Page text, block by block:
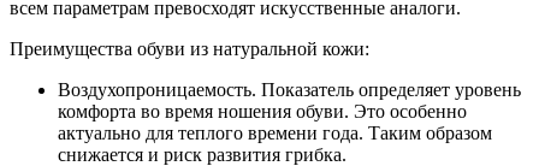
всем параметрам превосходят искусственные аналоги.
Преимущества обуви из натуральной кожи:
Воздухопроницаемость. Показатель определяет уровень
комфорта во время ношения обуви. Это особенно
актуально для теплого времени года. Таким образом
снижается и риск развития грибка.